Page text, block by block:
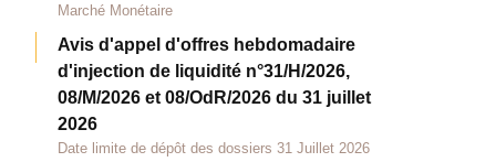
Marché Monétaire
Avis d'appel d'offres hebdomadaire
d'injection de liquidité n°31/H/2026,
08/M/2026 et 08/OdR/2026 du 31 juillet
2026
Date limite de dépôt des dossiers 31 Juillet 2026